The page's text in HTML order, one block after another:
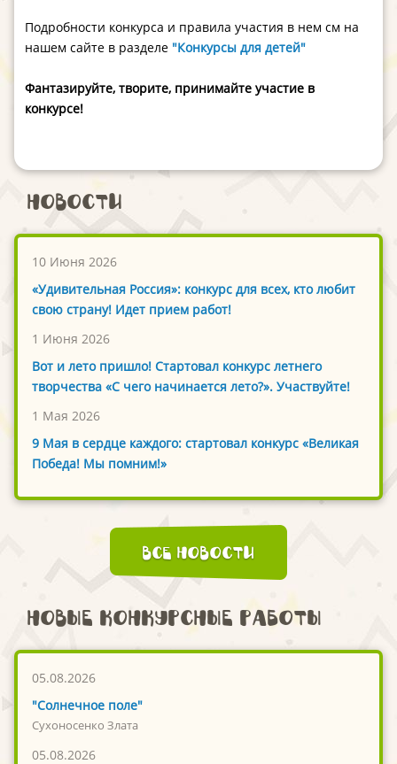
Подробности конкурса и правила участия в нем см на
нашем сайте в разделе "Конкурсы для детей"
Фантазируйте, творите, принимайте участие в
конкурсе!
Новости
10 Июня 2026
«Удивительная Россия»: конкурс для всех, кто любит
свою страну! Идет прием работ!
1 Июня 2026
Вот и лето пришло! Стартовал конкурс летнего
творчества «С чего начинается лето?». Участвуйте!
1 Мая 2026
9 Мая в сердце каждого: стартовал конкурс «Великая
Победа! Мы помним!»
Все новости
Новые конкурсные работы
05.08.2026
"Солнечное поле"
Сухоносенко Злата
05.08.2026